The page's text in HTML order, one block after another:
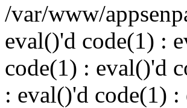
/var/www/
eval()'d code(1) :
code(1) : eval()'d
: eval()'d code(1)